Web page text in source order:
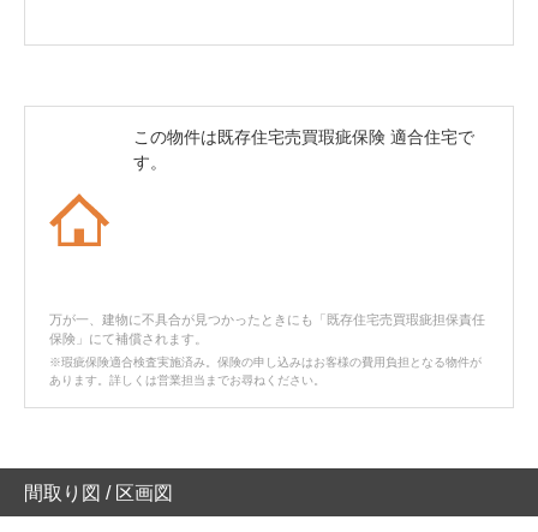
この物件は既存住宅売買瑕疵保険 適合住宅で
す。
万が一、建物に不具合が見つかったときにも「既存住宅売買瑕疵担保責任
保険」にて補償されます。
※瑕疵保険適合検査実施済み。保険の申し込みはお客様の費用負担となる物件が
あります。詳しくは営業担当までお尋ねください。
間取り図 / 区画図